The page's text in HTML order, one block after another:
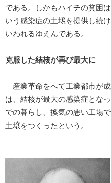
である。しかもハイチの貧困
いう感染症の土壌を提供し続
いわれるゆえんである。
克服した結核が再び最大に
産業革命をへて工業都市が
は、結核が最大の感染症とな
での暮らし、換気の悪い工場
土壌をつくったという。